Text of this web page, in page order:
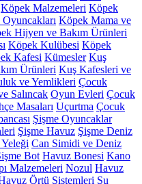
Köpek Malzemeleri Köpek
Köpek Mama ve
Hijyen ve Bakım Ürünleri
Köpek Kulübesi Köpek
Kafesi Kümesler Kuş
Ürünleri Kuş Kafesleri ve
ve Yemlikleri Çocuk
Salıncak Oyun Evleri Çocuk
Masaları Uçurtma Çocuk
Şişme Oyuncaklar
Şişme Havuz Şişme Deniz
Can Simidi ve Deniz
Bot Havuz Bonesi Kano
Malzemeleri Nozul Havuz
Örtü Sistemleri Su